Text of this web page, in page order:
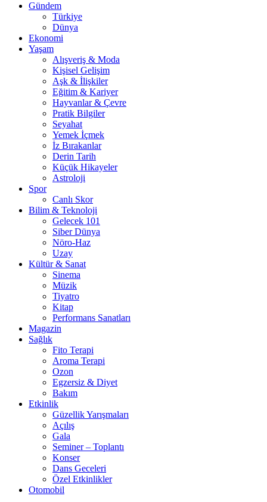
Gündem
Türkiye
Dünya
Ekonomi
Yaşam
Alışveriş & Moda
Kişisel Gelişim
Aşk & İlişkiler
Eğitim & Kariyer
Hayvanlar & Çevre
Pratik Bilgiler
Seyahat
Yemek İçmek
İz Bırakanlar
Derin Tarih
Küçük Hikayeler
Astroloji
Spor
Canlı Skor
Bilim & Teknoloji
Gelecek 101
Siber Dünya
Nöro-Haz
Uzay
Kültür & Sanat
Sinema
Müzik
Tiyatro
Kitap
Performans Sanatları
Magazin
Sağlık
Fito Terapi
Aroma Terapi
Ozon
Egzersiz & Diyet
Bakım
Etkinlik
Güzellik Yarışmaları
Açılış
Gala
Seminer – Toplantı
Konser
Dans Geceleri
Özel Etkinlikler
Otomobil